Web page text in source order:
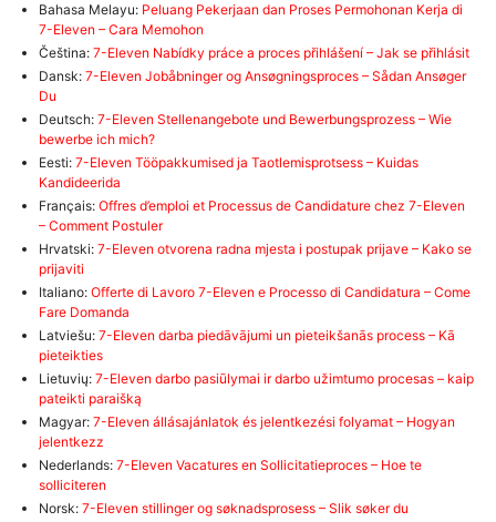
Bahasa Melayu: Peluang Pekerjaan dan Proses Permohonan Kerja di
7-Eleven – Cara Memohon
Čeština: 7-Eleven Nabídky práce a proces přihlášení – Jak se přihlásit
Dansk: 7-Eleven Jobåbninger og Ansøgningsproces – Sådan Ansøger
Du
Deutsch: 7-Eleven Stellenangebote und Bewerbungsprozess – Wie
bewerbe ich mich?
Eesti: 7-Eleven Tööpakkumised ja Taotlemisprotsess – Kuidas
Kandideerida
Français: Offres d’emploi et Processus de Candidature chez 7-Eleven
– Comment Postuler
Hrvatski: 7-Eleven otvorena radna mjesta i postupak prijave – Kako se
prijaviti
Italiano: Offerte di Lavoro 7-Eleven e Processo di Candidatura – Come
Fare Domanda
Latviešu: 7-Eleven darba piedāvājumi un pieteikšanās process – Kā
pieteikties
Lietuvių: 7-Eleven darbo pasiūlymai ir darbo užimtumo procesas – kaip
pateikti paraišką
Magyar: 7-Eleven állásajánlatok és jelentkezési folyamat – Hogyan
jelentkezz
Nederlands: 7-Eleven Vacatures en Sollicitatieproces – Hoe te
solliciteren
Norsk: 7-Eleven stillinger og søknadsprosess – Slik søker du